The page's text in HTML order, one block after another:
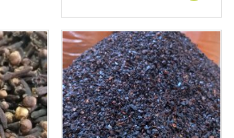
Ekle İstek Listeme Ekle